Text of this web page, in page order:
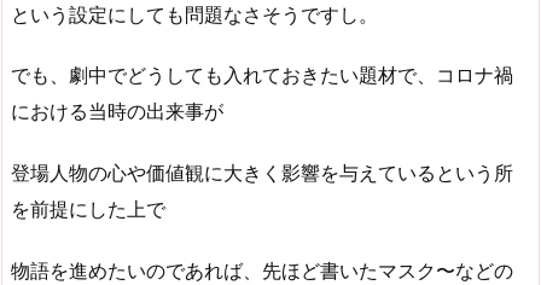
という設定にしても問題なさそうですし。
でも、劇中でどうしても入れておきたい題材で、コロナ禍
における当時の出来事が
登場人物の心や価値観に大きく影響を与えているという所
を前提にした上で
物語を進めたいのであれば、先ほど書いたマスク〜などの